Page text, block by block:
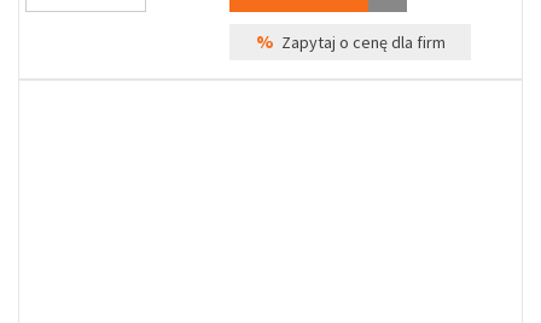
% Zapytaj o cenę dla firm